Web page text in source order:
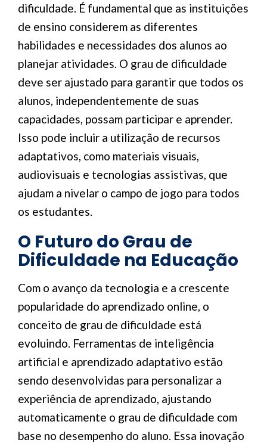
dificuldade. É fundamental que as instituições
de ensino considerem as diferentes
habilidades e necessidades dos alunos ao
planejar atividades. O grau de dificuldade
deve ser ajustado para garantir que todos os
alunos, independentemente de suas
capacidades, possam participar e aprender.
Isso pode incluir a utilização de recursos
adaptativos, como materiais visuais,
audiovisuais e tecnologias assistivas, que
ajudam a nivelar o campo de jogo para todos
os estudantes.
O Futuro do Grau de
Dificuldade na Educação
Com o avanço da tecnologia e a crescente
popularidade do aprendizado online, o
conceito de grau de dificuldade está
evoluindo. Ferramentas de inteligência
artificial e aprendizado adaptativo estão
sendo desenvolvidas para personalizar a
experiência de aprendizado, ajustando
automaticamente o grau de dificuldade com
base no desempenho do aluno. Essa inovação